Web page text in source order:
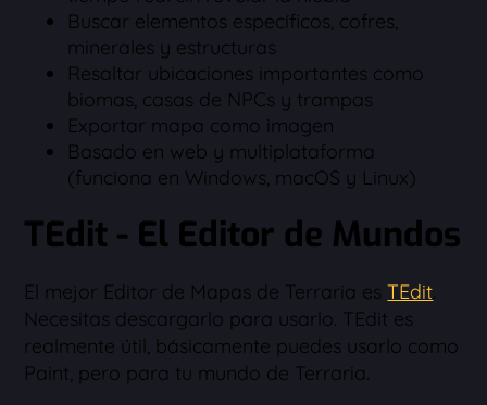
Buscar elementos específicos, cofres,
minerales y estructuras
Resaltar ubicaciones importantes como
biomas, casas de NPCs y trampas
Exportar mapa como imagen
Basado en web y multiplataforma
(funciona en Windows, macOS y Linux)
TEdit - El Editor de Mundos
El mejor Editor de Mapas de Terraria esTEdit.
Necesitas descargarlo para usarlo. TEdit es
realmente útil, básicamente puedes usarlo como
Paint, pero para tu mundo de Terraria.